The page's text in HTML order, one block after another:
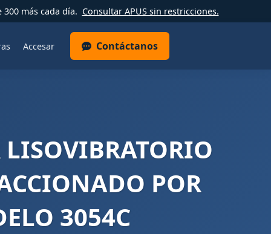
más cada día. Consultar APUS sin restricciones.
Accesar Contáctanos
LISOVIBRATORIO
POR
3054C